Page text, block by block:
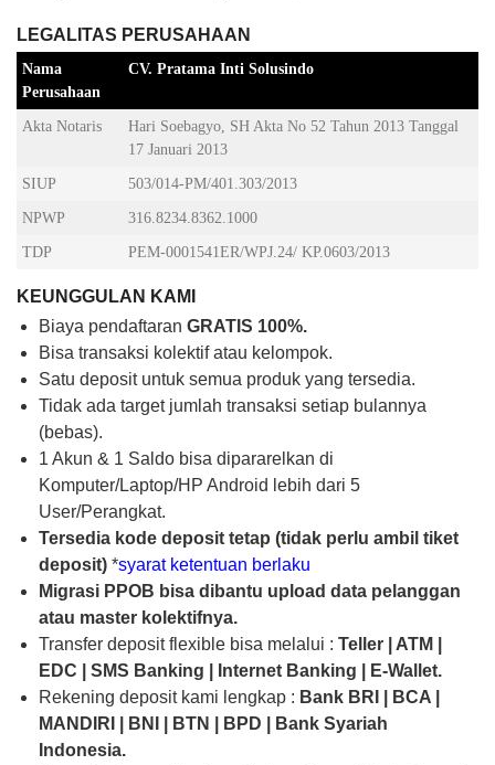
LEGALITAS PERUSAHAAN
Nama
Perusahaan
CV. Pratama Inti Solusindo
Akta Notaris
Hari Soebagyo, SH Akta No 52 Tahun 2013 Tanggal
17 Januari 2013
SIUP 503/014-PM/401.303/2013
NPWP 316.8234.8362.1000
TDP PEM-0001541ER/WPJ.24/ KP.0603/2013
KEUNGGULAN KAMI
Biaya pendaftaran GRATIS 100%.
Bisa transaksi kolektif atau kelompok.
Satu deposit untuk semua produk yang tersedia.
Tidak ada target jumlah transaksi setiap bulannya
(bebas).
1 Akun & 1 Saldo bisa dipararelkan di
Komputer/Laptop/HP Android lebih dari 5
User/Perangkat.
Tersedia kode deposit tetap (tidak perlu ambil tiket
deposit) *syarat ketentuan berlaku
Migrasi PPOB bisa dibantu upload data pelanggan
atau master kolektifnya.
Transfer deposit flexible bisa melalui : Teller | ATM |
EDC | SMS Banking | Internet Banking | E-Wallet.
Rekening deposit kami lengkap : Bank BRI | BCA |
MANDIRI | BNI | BTN | BPD | Bank Syariah
Indonesia.